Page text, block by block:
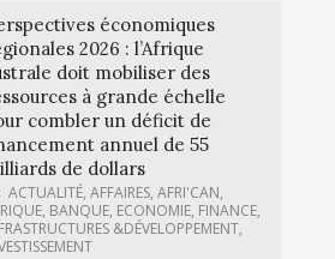
économiques
2026 : l’Afrique
doit mobiliser des
à grande échelle
combler un déficit de
annuel de 55
de dollars
ACTUALITÉ, AFFAIRES, AFRI'CAN,
, BANQUE, ECONOMIE, FINANCE,
&DÉVELOPPEMENT,